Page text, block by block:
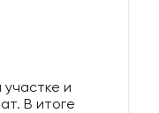
участке и
В итоге